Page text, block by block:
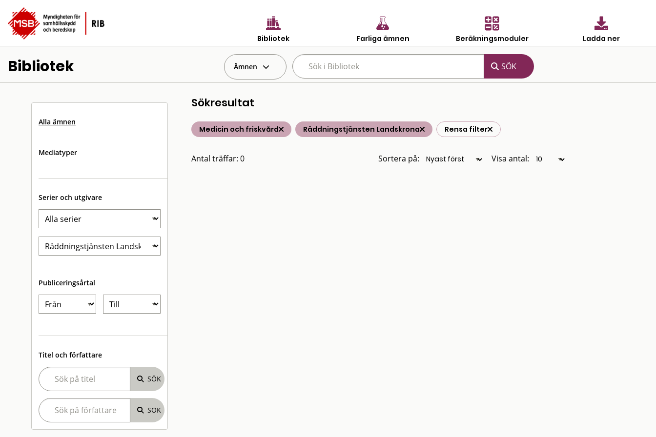
Bibliotek Farliga ämnen Beräkningsmoduler Ladda ner
Bibliotek Ämnen
Alla ämnen
Mediatyper
Serier och utgivare
Publiceringsårtal
Titel och författare
Sökresultat
Medicin och friskvård Räddningstjänsten Landskrona Rensa filter
Antal träffar: 0 Sortera på: Visa antal: